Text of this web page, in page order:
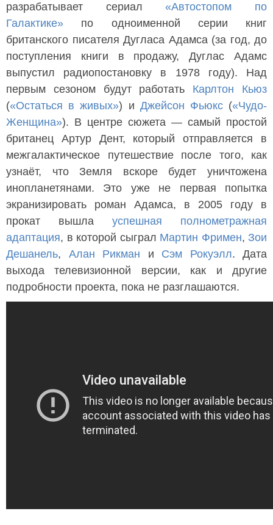
разрабатывает сериал«Автостопом по
Галактике» по одноименной серии книг
британского писателя Дугласа Адамса (за год, до
поступления книги в продажу, Дуглас Адамс
выпустил радиопостановку в 1978 году). Над
первым сезоном будут работать Карлтон Кьюз
(«Остаться в живых») и Джейсон Фьюкс(«Чудо-
Женщина»). В центре сюжета — самый простой
британец Артур Дент, который отправляется в
межгалактическое путешествие после того, как
узнаёт, что Земля вскоре будет уничтожена
инопланетянами. Это уже не первая попытка
экранизировать роман Адамса, в 2005 году в
прокат вышла успешная полнометражная
адаптация, в которой сыграл Мартин Фримен, Зои
Дешанель, Алан Рикман и Сэм Рокуэлл. Дата
выхода телевизионной версии, как и другие
подробности проекта, пока не разглашаются.